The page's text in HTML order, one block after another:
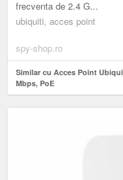
frecventa de 2.4 G...
ubiquiti, acces point
spy-shop.ro
Similar cu Acces Point
Mbps, PoE